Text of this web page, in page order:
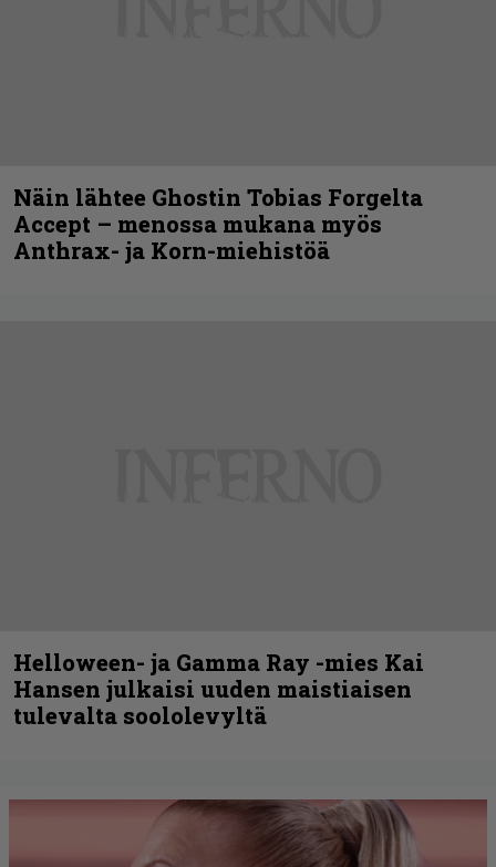
Näin lähtee Ghostin Tobias Forgelta
Accept – menossa mukana myös
Anthrax- ja Korn-miehistöä
Helloween- ja Gamma Ray -mies Kai
Hansen julkaisi uuden maistiaisen
tulevalta soololevyltä